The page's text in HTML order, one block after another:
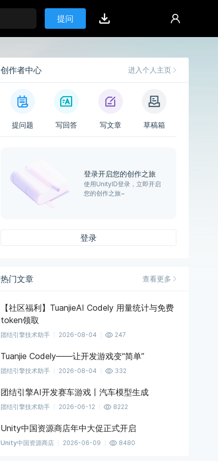
提问
创作者中心 进入个人主页
提问题 写回答 写文章 草稿箱
登录开启您的创作之旅
使用UnityID登录，立即开启
您的创作之旅~
登录
热门文章 查看更多
【社区福利】TuanjieAI Codely 用量统计与免费
token领取
团结引擎技术助手 2026-08-04 247
Tuanjie Codely——让开发游戏变“简单”
团结引擎技术助手 2026-08-04 332
团结引擎AI开发赛车游戏丨汽车模型生成
团结引擎技术助手 2026-06-12 8222
Unity中国资源商店年中大促正式开启
Unity中国资源商店 2026-06-09 8480